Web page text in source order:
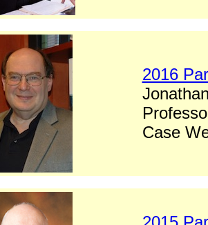
2016
Case